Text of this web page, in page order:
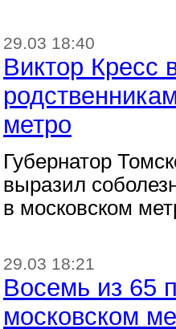
29.03 18:40
Виктор Кресс
метро
Губернатор
выразил
в московском
29.03 18:21
Восемь из 65
московском